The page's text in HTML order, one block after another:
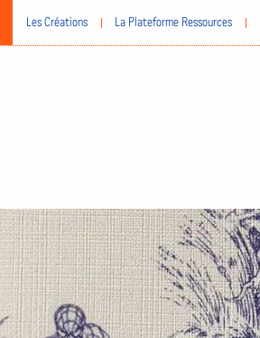
Les Créations La Plateforme Ressources